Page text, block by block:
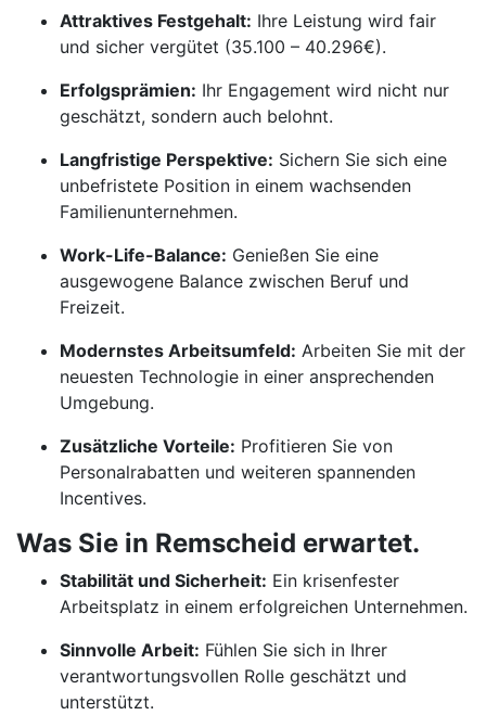
Attraktives Festgehalt: Ihre Leistung wird fair
und sicher vergütet (35.100 – 40.296€).
Erfolgsprämien: Ihr Engagement wird nicht nur
geschätzt, sondern auch belohnt.
Langfristige Perspektive: Sichern Sie sich eine
unbefristete Position in einem wachsenden
Familienunternehmen.
Work-Life-Balance: Genießen Sie eine
ausgewogene Balance zwischen Beruf und
Freizeit.
Modernstes Arbeitsumfeld: Arbeiten Sie mit der
neuesten Technologie in einer ansprechenden
Umgebung.
Zusätzliche Vorteile: Profitieren Sie von
Personalrabatten und weiteren spannenden
Incentives.
Was Sie in Remscheid erwartet.
Stabilität und Sicherheit: Ein krisenfester
Arbeitsplatz in einem erfolgreichen Unternehmen.
Sinnvolle Arbeit: Fühlen Sie sich in Ihrer
verantwortungsvollen Rolle geschätzt und
unterstützt.